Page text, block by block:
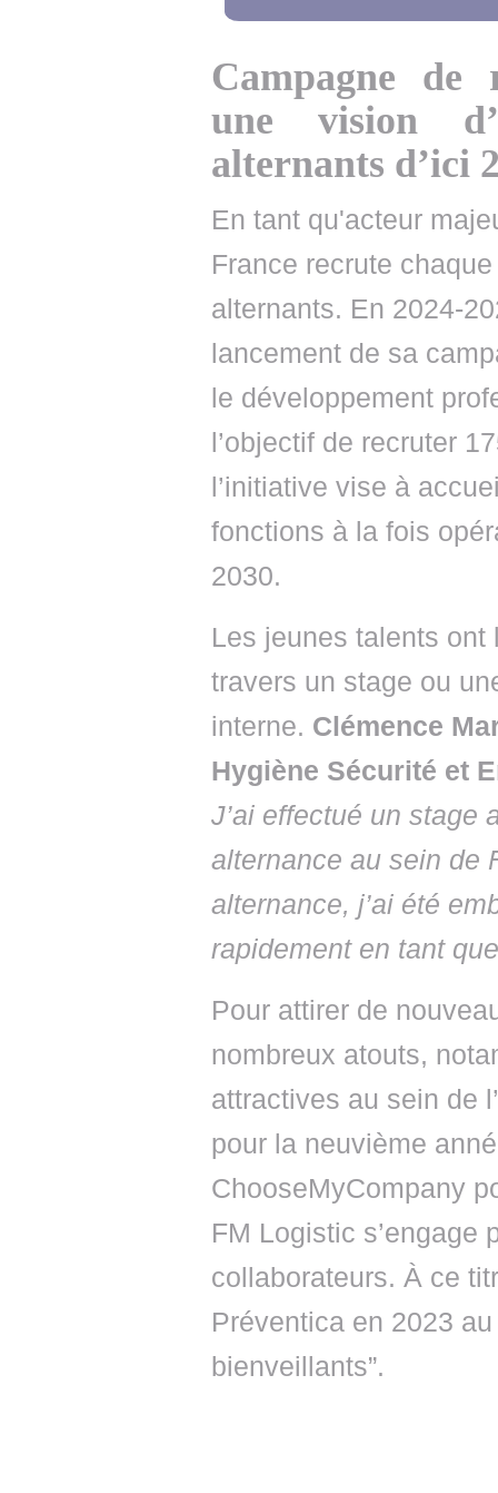
Campagne de
une vision
alternants d’ici
En tant qu'acteur
France recrute
alternants. En 2024-
lancement de sa
le développement
l’objectif de recruter
l’initiative vise à
fonctions à la fois
2030.
Les jeunes talents ont
travers un stage ou
interne. Clémence
Hygiène Sécurité et
J’ai effectué un stage
alternance au sein de
alternance, j’ai été
rapidement en tant
Pour attirer de
nombreux atouts,
attractives au sein de
pour la neuvième
ChooseMyCompany
FM Logistic s’engage
collaborateurs. À ce
Préventica en 2023
bienveillants”.